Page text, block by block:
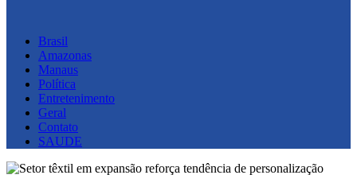
Brasil
Amazonas
Manaus
Política
Entretenimento
Geral
Contato
SAUDE